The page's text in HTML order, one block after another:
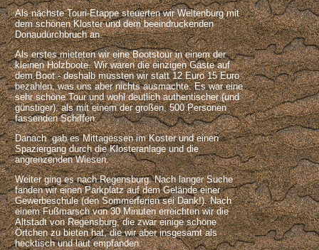
Als nächste Touri-Etappe steuerten wir Weltenburg mit
dem schönen Kloster und dem beeindruckenden
Donaudurchbruch an.
Als erstes mieteten wir eine Bootstour in einem der
kleinen Holzboote. Wir waren die einzigen Gäste auf
dem Boot - deshalb mussten wir statt 12 Euro 15 Euro
bezahlen, was uns aber nichts ausmachte. Es war eine
sehr schöne Tour und wohl deutlich authentischer (und
günstiger), als mit einem der großen, 500 Personen
fassenden Schiffen.
Danach gab es Mittagessen im Koster und einen
Spaziergang durch die Klosteranlage und die
angrenzenden Wiesen.
Weiter ging es nach Regensburg. Nach langer Suche
fanden wir einen Parkplatz auf dem Gelände einer
Gewerbeschule (den Sommerferien sei Dank!). Nach
einem Fußmarsch von 30 Minuten erreichten wir die
Altstadt von Regensburg, die zwar einige schöne
Örtchen zu bieten hat, die wir aber insgesamt als
hecktisch und laut empfanden.